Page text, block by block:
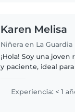
Karen Melisa
¡Hola! Soy una joven
y paciente, ideal
cuidado infantil,
experiencia con
Experiencia: < 1